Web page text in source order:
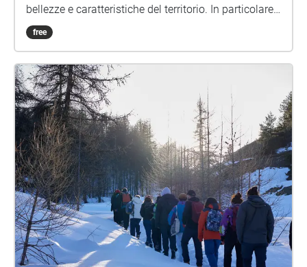
bellezze e caratteristiche del territorio. In particolare
il Sentiero del Tasso passa vicino alle vigne che noi
dell'azienda vitivinicola Patrunet coltiviamo sul
Abbiamo quindi pensato di arricchire l'esperienza di
chi passa a trovarci o si imbatte lungo il sentiero nei
nostri vitigni. Suoni e parole accompagnano a un
livello più profondo e autentico di contatto con
quello che significa per noi vivere in questi luoghi,
lavorarci, custodirli.
free